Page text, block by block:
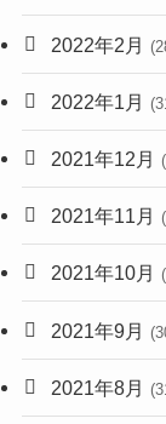
2022年2月
2022年1月
2021年12月
2021年11月
2021年10月
2021年9月
2021年8月